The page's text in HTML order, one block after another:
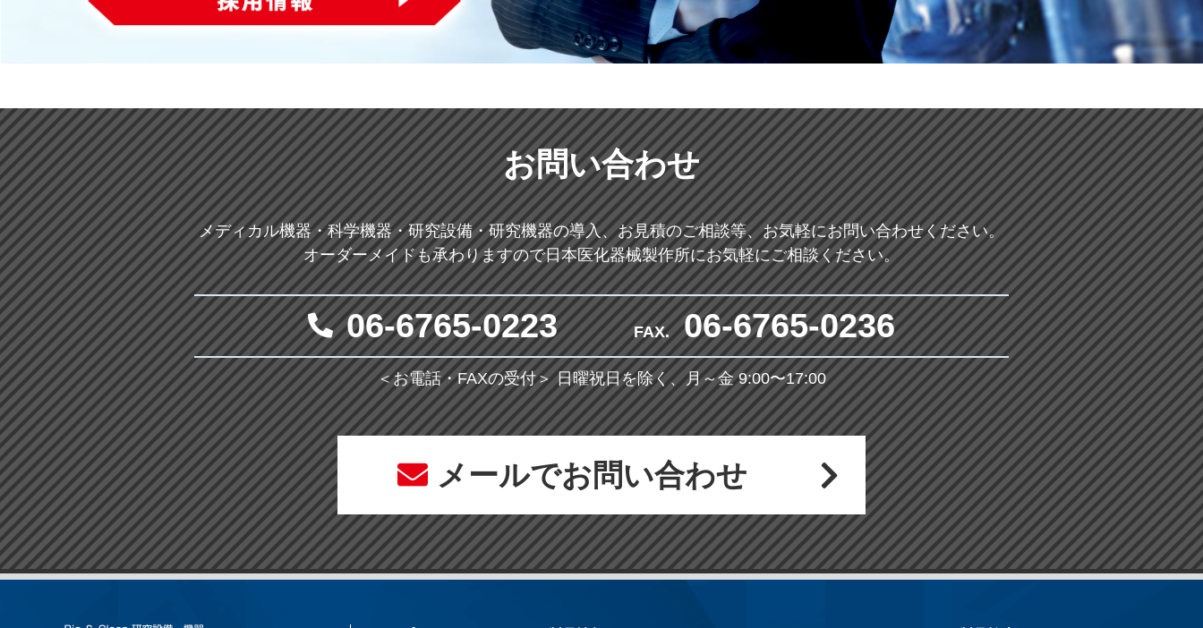
お問い合わせ
メディカル機器・科学機器・研究設備・研究機器の導入、お見積のご相談等、お気軽にお問い合わせください。
オーダーメイドも承わりますので日本医化器械製作所にお気軽にご相談ください。
06-6765-0223 FAX. 06-6765-0236
＜お電話・FAXの受付＞ 日曜祝日を除く、月～金 9:00〜17:00
メールでお問い合わせ